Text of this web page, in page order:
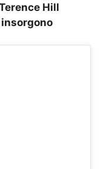
Hill
insorgono